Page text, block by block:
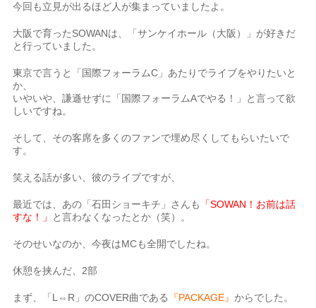
今回も立見が出るほど人が集まっていましたよ。
大阪で育ったSOWANは、「サンケイホール（大阪）」が好きだ
と行っていました。
東京で言うと「国際フォーラムC」あたりでライブをやりたいと
か、
いやいや、謙遜せずに「国際フォーラムAでやる！」と言って欲
しいですね。
そして、その客席を多くのファンで埋め尽くしてもらいたいで
す。
笑える話が多い、彼のライブですが、
最近では、あの「石田ショーキチ」さんも
「SOWAN！お前は話
すな！」 と言わなくなったとか（笑）。
そのせいなのか、今夜はMCも全開でしたね。
休憩を挟んだ、2部
まず、「L⇔R」のCOVER曲である 『PACKAGE』からでした。